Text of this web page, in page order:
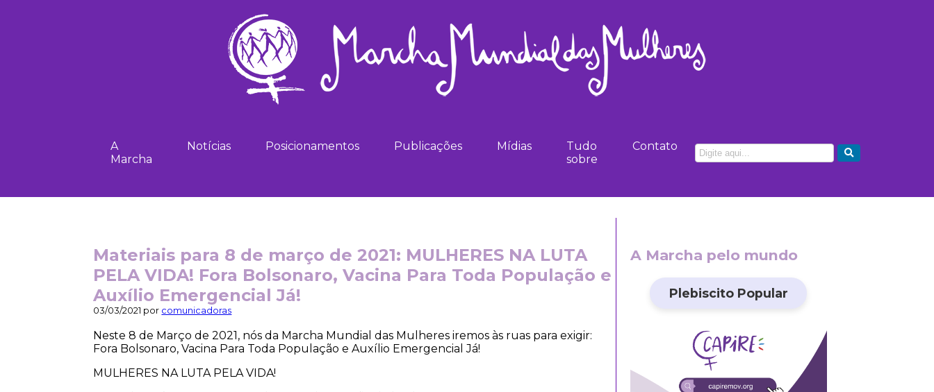
A
Marcha
Notícias Posicionamentos Publicações Mídias
Tudo
sobre
Contato
Materiais para 8 de março de 2021: MULHERES NA LUTA
PELA VIDA! Fora Bolsonaro, Vacina Para Toda População e
Auxílio Emergencial Já!
03/03/2021 por comunicadoras
Neste 8 de Março de 2021, nós da Marcha Mundial das Mulheres iremos às ruas para exigir:
Fora Bolsonaro, Vacina Para Toda População e Auxílio Emergencial Já!
MULHERES NA LUTA PELA VIDA!
A Marcha pelo mundo
Plebiscito Popular